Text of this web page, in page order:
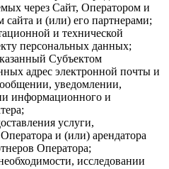
через Сайт, Оператором и
сайта и (или) его партнерами;
и технической
персональных данных;
Субъектом
адрес электронной почты и
уведомлении,
информационного и
услуги,
и (или) арендатора
Оператора;
исследовании